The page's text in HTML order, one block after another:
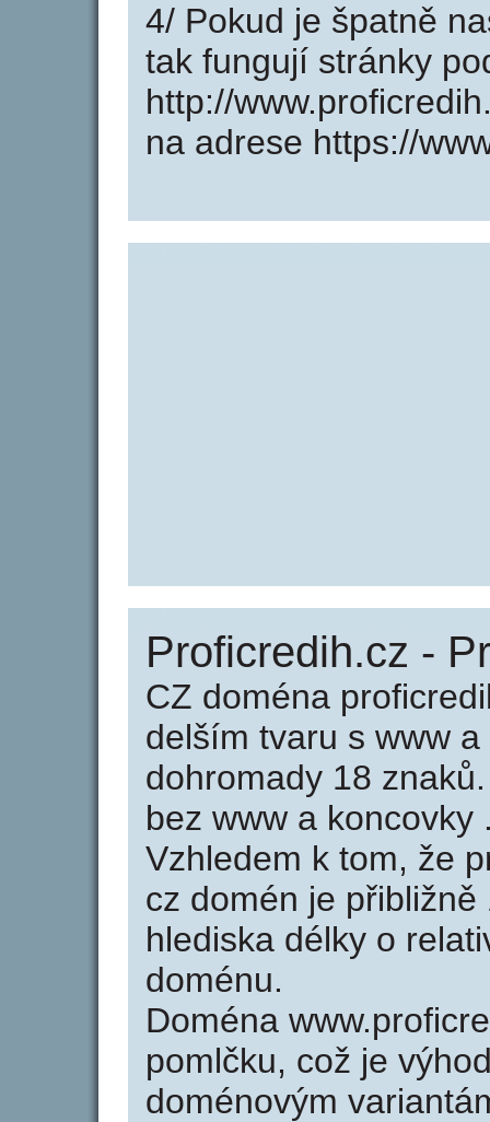
4/ Pokud je špatně
tak fungují stránky
http://
na adrese https://
Proficredih.cz -
CZ doména
delším tvaru s www
dohromady 18
bez www a koncovky
Vzhledem k tom, že
cz domén je
hlediska délky o
doménu.
Doména
pomlčku, což je
doménovým